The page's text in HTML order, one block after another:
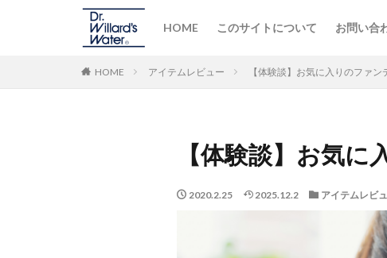
HOME このサイトについて お問い合
HOME アイテムレビュー 【体験談】お気に入りのファン
【体験談】お気
2020.2.25 2025.12.2 アイテムレビ